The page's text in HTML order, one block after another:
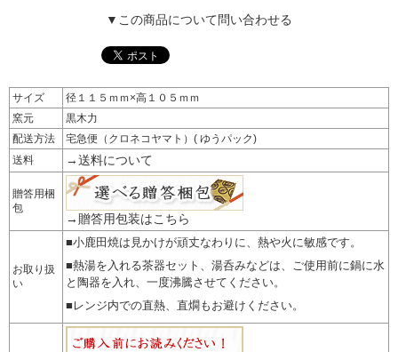
▼この商品について問い合わせる
サイズ
径１１５ｍｍ×高１０５ｍｍ
窯元
黒木力
配送方法
宅急便（クロネコヤマト）( ゆうパック)
送料
→送料について
贈答用梱
包
→贈答用包装はこちら
お取り扱
い
■小鹿田焼は見かけが頑丈なわりに、熱や火に敏感です。
■熱湯を入れる茶器セット、湯呑みなどは、ご使用前に鍋に水
と陶器を入れ、一度沸騰させてください。
■レンジ内での直熱、直燗もお避けください。